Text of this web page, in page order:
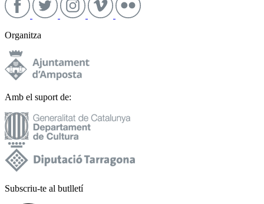
Organitza
Amb el suport de:
Subscriu-te al butlletí